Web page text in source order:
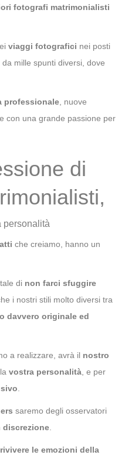
fotografi matrimonialisti
viaggi fotografici nei posti
mille spunti diversi, dove
professionale , nuove
con una grande passione per
di
personalità
che creiamo, hanno un
di non farci sfuggire
i nostri stili molto diversi tra
davvero originale ed
a realizzare, avrà il nostro
vostra personalità , e per
saremo degli osservatori
discrezione
rivivere le emozioni della